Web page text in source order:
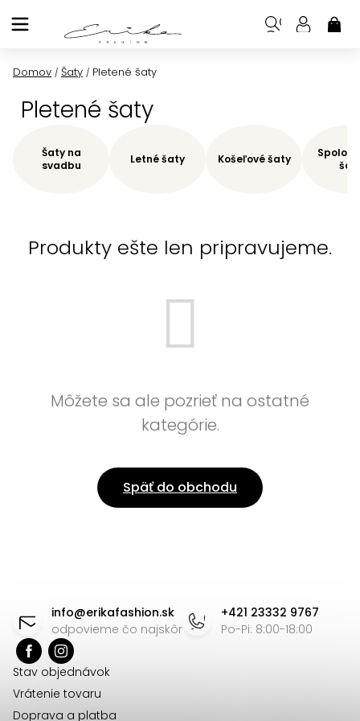
na
Domov / Šaty / Pletené šaty
Pletené šaty
Šaty na
svadbu
Letné šaty Košeľové šaty
Produkty ešte len pripravujeme.
Môžete sa ale pozrieť na ostatné
kategórie.
Späť do obchodu
info@erikafashion.sk
odpovieme čo najskôr
+421 23332 9767
Po-Pi: 8:00-18:00
Stav objednávok
Vrátenie tovaru
Doprava a platba